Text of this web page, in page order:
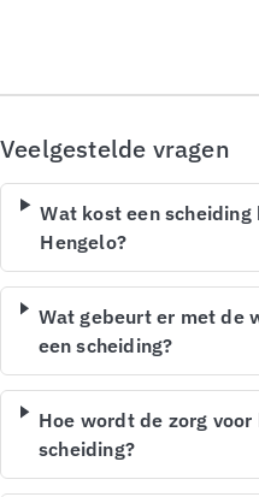
Veelgestelde vragen
Wat kost een
Hengelo?
Wat gebeurt er met de
een scheiding?
Hoe wordt de zorg
scheiding?